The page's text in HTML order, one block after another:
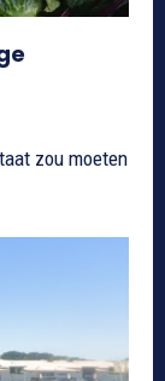
zou moeten